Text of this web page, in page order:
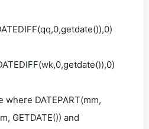
DATEPART(mm,
GETDATE()) and